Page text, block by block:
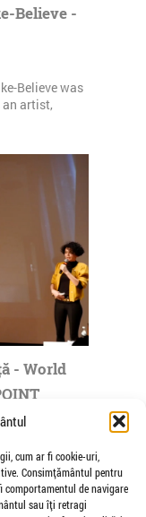
cum ar fi cookie-uri,
Consimțământul pentru
comportamentul de navigare
sau îți retragi
Believe -
Believe was
an artist,
- World
such as